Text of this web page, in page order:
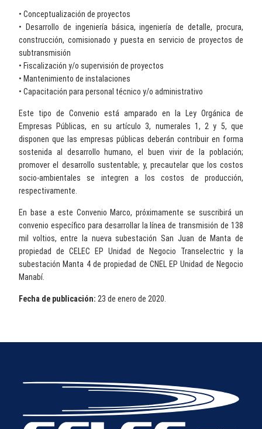
• Conceptualización de proyectos
• Desarrollo de ingeniería básica, ingeniería de detalle, procura,
construcción, comisionado y puesta en servicio de proyectos de
subtransmisión
• Fiscalización y/o supervisión de proyectos
• Mantenimiento de instalaciones
• Capacitación para personal técnico y/o administrativo
Este tipo de Convenio está amparado en la Ley Orgánica de
Empresas Públicas, en su artículo 3, numerales 1, 2 y 5, que
disponen que las empresas públicas deberán contribuir en forma
sostenida al desarrollo humano, el buen vivir de la población;
promover el desarrollo sustentable; y, precautelar que los costos
socio-ambientales se integren a los costos de producción,
respectivamente.
En base a este Convenio Marco, próximamente se suscribirá un
convenio específico para desarrollar la línea de transmisión de 138
mil voltios, entre la nueva subestación San Juan de Manta de
propiedad de CELEC EP Unidad de Negocio Transelectric y la
subestación Manta 4 de propiedad de CNEL EP Unidad de Negocio
Manabí.
Fecha de publicación: 23 de enero de 2020.